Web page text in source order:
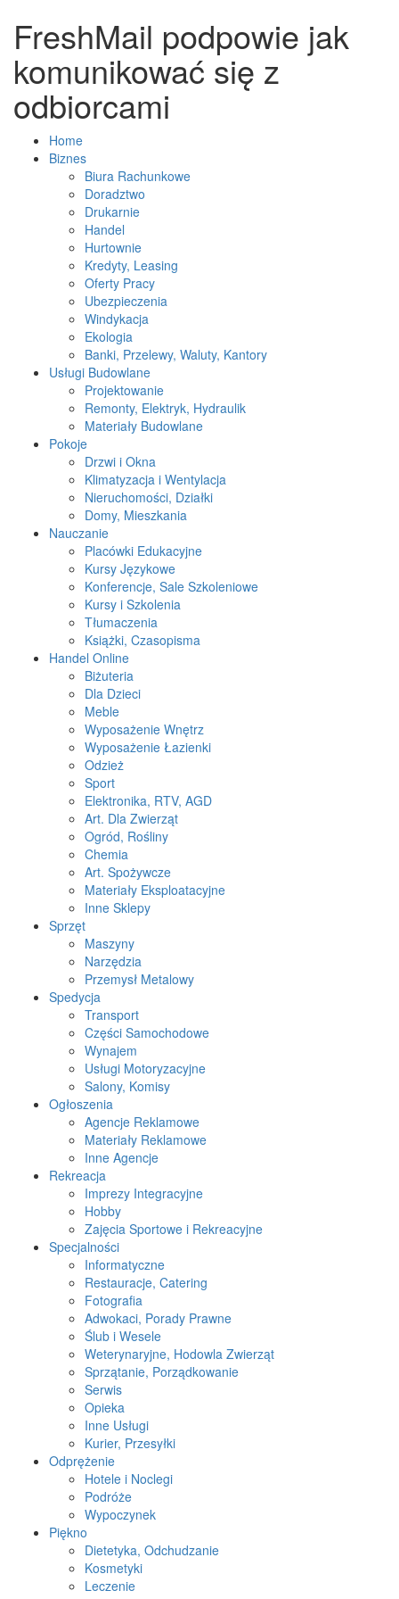
FreshMail podpowie jak
komunikować się z
odbiorcami
Home
Biznes
Biura Rachunkowe
Doradztwo
Drukarnie
Handel
Hurtownie
Kredyty, Leasing
Oferty Pracy
Ubezpieczenia
Windykacja
Ekologia
Banki, Przelewy, Waluty, Kantory
Usługi Budowlane
Projektowanie
Remonty, Elektryk, Hydraulik
Materiały Budowlane
Pokoje
Drzwi i Okna
Klimatyzacja i Wentylacja
Nieruchomości, Działki
Domy, Mieszkania
Nauczanie
Placówki Edukacyjne
Kursy Językowe
Konferencje, Sale Szkoleniowe
Kursy i Szkolenia
Tłumaczenia
Książki, Czasopisma
Handel Online
Biżuteria
Dla Dzieci
Meble
Wyposażenie Wnętrz
Wyposażenie Łazienki
Odzież
Sport
Elektronika, RTV, AGD
Art. Dla Zwierząt
Ogród, Rośliny
Chemia
Art. Spożywcze
Materiały Eksploatacyjne
Inne Sklepy
Sprzęt
Maszyny
Narzędzia
Przemysł Metalowy
Spedycja
Transport
Części Samochodowe
Wynajem
Usługi Motoryzacyjne
Salony, Komisy
Ogłoszenia
Agencje Reklamowe
Materiały Reklamowe
Inne Agencje
Rekreacja
Imprezy Integracyjne
Hobby
Zajęcia Sportowe i Rekreacyjne
Specjalności
Informatyczne
Restauracje, Catering
Fotografia
Adwokaci, Porady Prawne
Ślub i Wesele
Weterynaryjne, Hodowla Zwierząt
Sprzątanie, Porządkowanie
Serwis
Opieka
Inne Usługi
Kurier, Przesyłki
Odprężenie
Hotele i Noclegi
Podróże
Wypoczynek
Piękno
Dietetyka, Odchudzanie
Kosmetyki
Leczenie